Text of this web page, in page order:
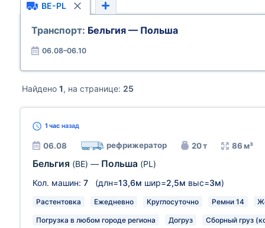
BE-PL
Транспорт: Бельгия — Польша
06.08–06.10
Найдено 1, на странице: 25
1 час назад
06.08 рефрижератор 20 т 86 м³
Бельгия (BE) — Польша (PL)
Кол. машин: 7 (длн=13,6м шир=2,5м выс=3м)
Растентовка Ежедневно Круглосуточно Ремни 14
Погрузка в любом городе региона Догруз Сборный груз